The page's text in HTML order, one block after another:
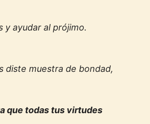
y ayudar al prójimo.
diste muestra de bondad,
que todas tus virtudes